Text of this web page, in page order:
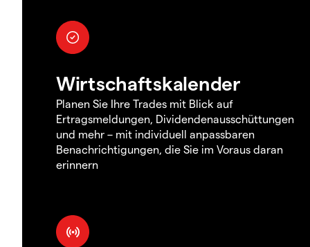
Wirtschaftskalender
Planen Sie Ihre Trades mit Blick auf
Ertragsmeldungen, Dividendenausschüttungen
und mehr – mit individuell anpassbaren
Benachrichtigungen, die Sie im Voraus daran
erinnern